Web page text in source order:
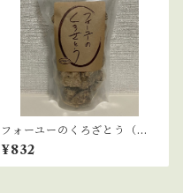
フォーユーのくろざとう（固
形） 420g
¥832